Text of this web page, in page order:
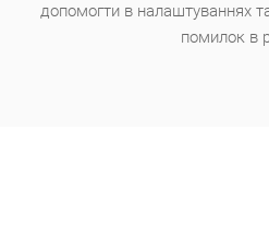
допомогти в налаштуваннях
помилок в